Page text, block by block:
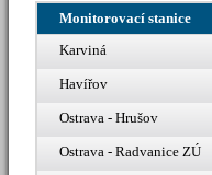
Monitorovací stanice
Karviná
Havířov
Ostrava - Hrušov
Ostrava - Radvanice ZÚ